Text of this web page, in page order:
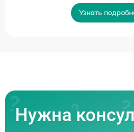
Узнать
Нужна